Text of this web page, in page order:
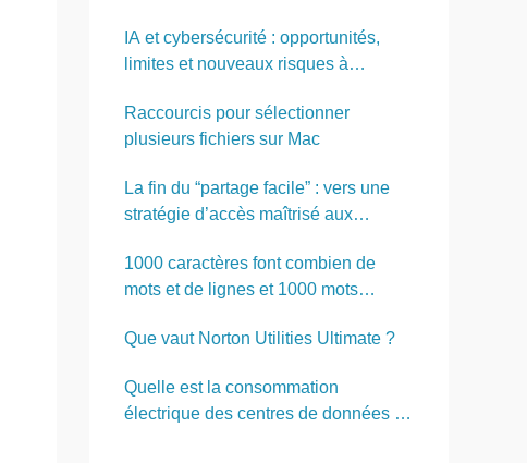
IA et cybersécurité : opportunités,
limites et nouveaux risques à
Raccourcis pour sélectionner
plusieurs fichiers sur Mac
La fin du “partage facile” : vers une
stratégie d’accès maîtrisé aux
1000 caractères font combien de
mots et de lignes et 1000 mots
Que vaut Norton Utilities Ultimate ?
Quelle est la consommation
électrique des centres de données en